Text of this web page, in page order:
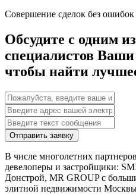
Совершение сделок без ошибок
Обсудите с одним
специалистов Ваши
чтобы найти
Отправить заявку
В числе многолетних
девелоперы и застройщики:
Донстрой, MR GROUP c
элитной недвижимости